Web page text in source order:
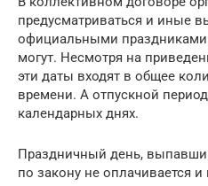
предусматриваться и иные
официальными праздниками
могут. Несмотря на
эти даты входят в общее
времени. А отпускной
календарных днях.
Праздничный день,
по закону не оплачивается и